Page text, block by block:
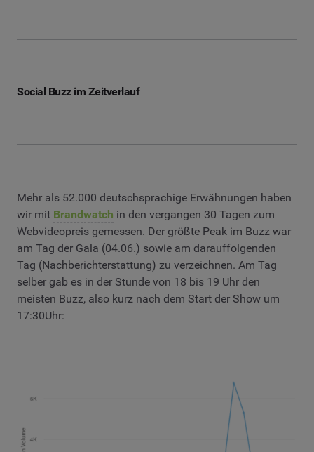
Social Buzz im Zeitverlauf
Mehr als 52.000 deutschsprachige Erwähnungen haben
wir mit Brandwatch in den vergangen 30 Tagen zum
Webvideopreis gemessen. Der größte Peak im Buzz war
am Tag der Gala (04.06.) sowie am darauffolgenden
Tag (Nachberichterstattung) zu verzeichnen. Am Tag
selber gab es in der Stunde von 18 bis 19 Uhr den
meisten Buzz, also kurz nach dem Start der Show um
17:30Uhr: